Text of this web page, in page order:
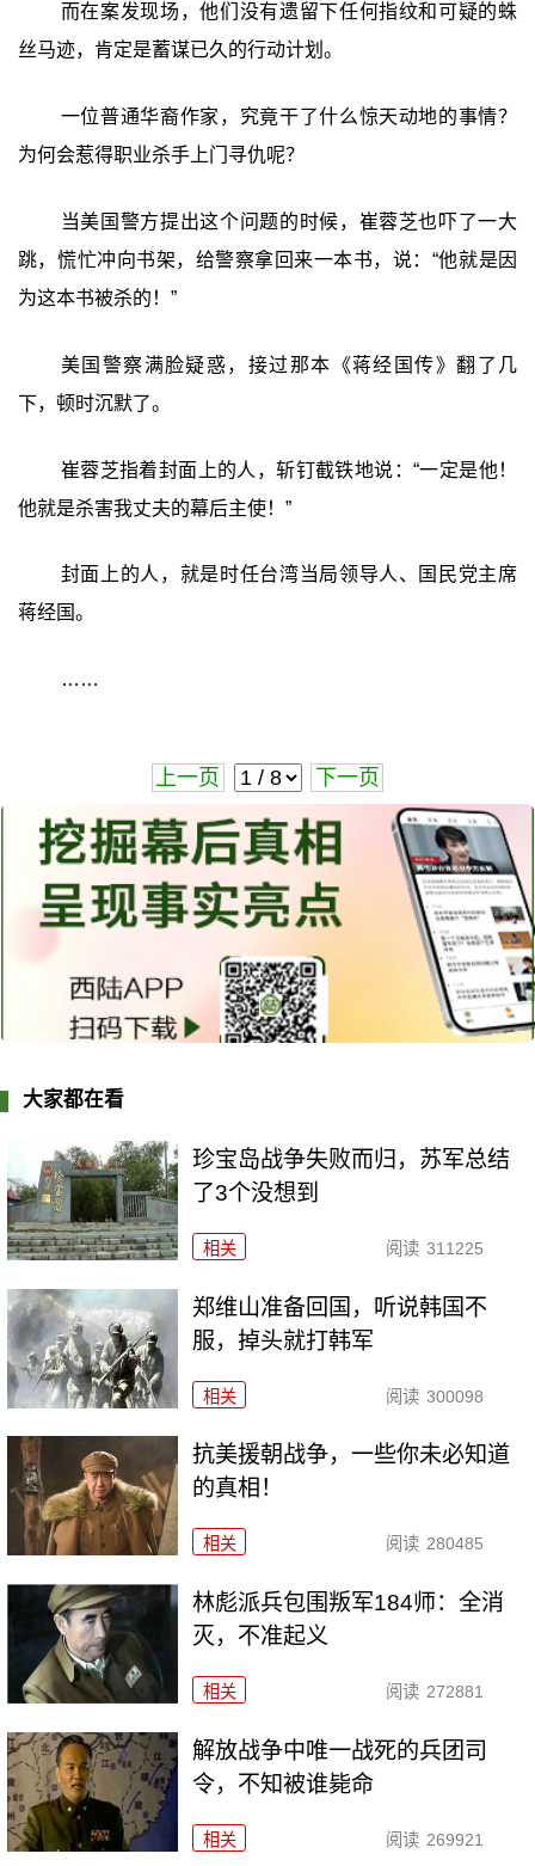
而在案发现场，他们没有遗留下任何指纹和可疑的蛛
丝马迹，肯定是蓄谋已久的行动计划。
一位普通华裔作家，究竟干了什么惊天动地的事情？
为何会惹得职业杀手上门寻仇呢？
当美国警方提出这个问题的时候，崔蓉芝也吓了一大
跳，慌忙冲向书架，给警察拿回来一本书，说：“他就是因
为这本书被杀的！”
美国警察满脸疑惑，接过那本《蒋经国传》翻了几
下，顿时沉默了。
崔蓉芝指着封面上的人，斩钉截铁地说：“一定是他！
他就是杀害我丈夫的幕后主使！”
封面上的人，就是时任台湾当局领导人、国民党主席
蒋经国。
……
上一页 下一页
大家都在看
珍宝岛战争失败而归，苏军总结
了3个没想到
相关 阅读 311225
郑维山准备回国，听说韩国不
服，掉头就打韩军
相关 阅读 300098
抗美援朝战争，一些你未必知道
的真相！
相关 阅读 280485
林彪派兵包围叛军184师：全消
灭，不准起义
相关 阅读 272881
解放战争中唯一战死的兵团司
令，不知被谁毙命
相关 阅读 269921